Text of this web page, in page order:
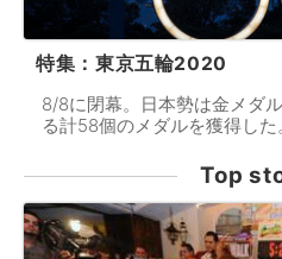
特集：東京五輪2020
8/8に閉幕。日本勢は金メダ
る計58個のメダルを獲得した
Top